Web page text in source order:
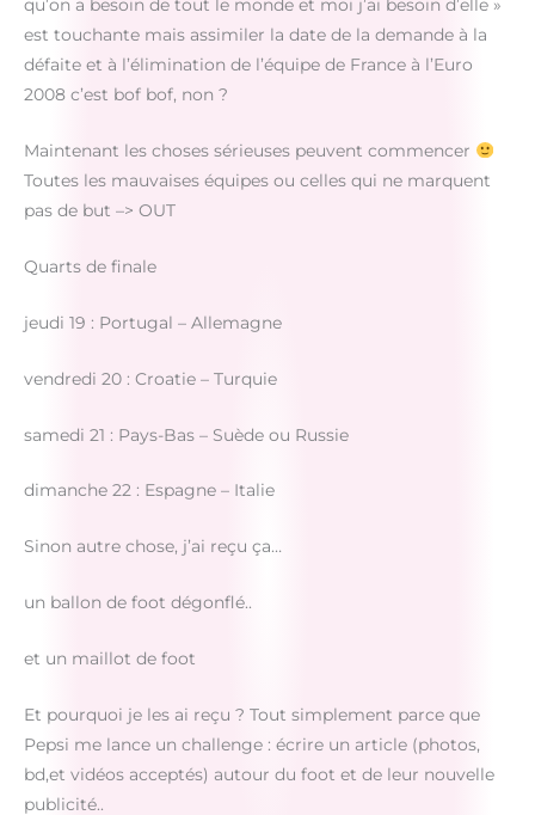
qu’on a besoin de tout le monde et moi j’ai besoin d’elle »
est touchante mais assimiler la date de la demande à la
défaite et à l’élimination de l’équipe de France à l’Euro
2008 c’est bof bof, non ?
Maintenant les choses sérieuses peuvent commencer
Toutes les mauvaises équipes ou celles qui ne marquent
pas de but –> OUT
Quarts de finale
jeudi 19 : Portugal – Allemagne
vendredi 20 : Croatie – Turquie
samedi 21 : Pays-Bas – Suède ou Russie
dimanche 22 : Espagne – Italie
Sinon autre chose, j’ai reçu ça…
un ballon de foot dégonflé..
et un maillot de foot
Et pourquoi je les ai reçu ? Tout simplement parce que
Pepsi me lance un challenge : écrire un article (photos,
bd,et vidéos acceptés) autour du foot et de leur nouvelle
publicité..